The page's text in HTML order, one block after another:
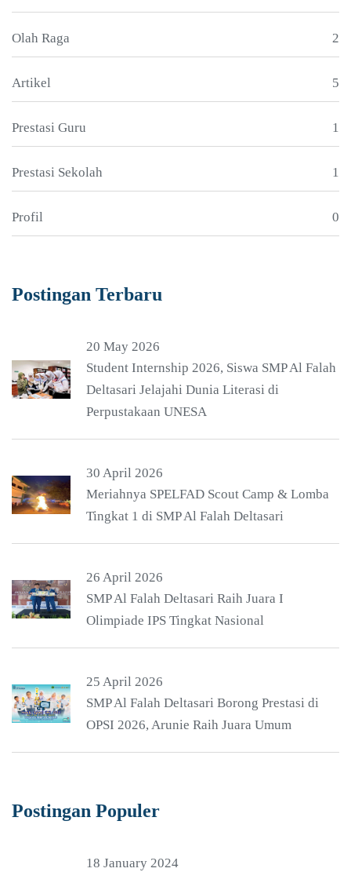
Olah Raga 2
Artikel 5
Prestasi Guru 1
Prestasi Sekolah 1
Profil 0
Postingan Terbaru
20 May 2026
Student Internship 2026, Siswa SMP Al Falah
Deltasari Jelajahi Dunia Literasi di
Perpustakaan UNESA
30 April 2026
Meriahnya SPELFAD Scout Camp & Lomba
Tingkat 1 di SMP Al Falah Deltasari
26 April 2026
SMP Al Falah Deltasari Raih Juara I
Olimpiade IPS Tingkat Nasional
25 April 2026
SMP Al Falah Deltasari Borong Prestasi di
OPSI 2026, Arunie Raih Juara Umum
Postingan Populer
18 January 2024